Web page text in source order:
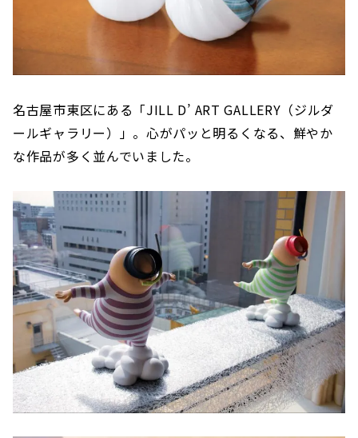
名古屋市東区にある「JILL D’ ART GALLERY（ジルダ
ールギャラリー）」。心がパッと明るくなる、鮮やか
な作品が多く並んでいました。